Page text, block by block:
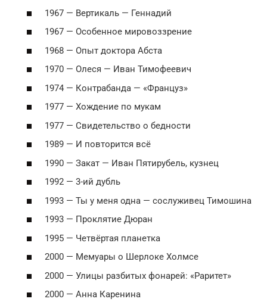
1967 — Вертикаль — Геннадий
1967 — Особенное мировоззрение
1968 — Опыт доктора Абста
1970 — Олеся — Иван Тимофеевич
1974 — Контрабанда — «Француз»
1977 — Хождение по мукам
1977 — Свидетельство о бедности
1989 — И повторится всё
1990 — Закат — Иван Пятирубель, кузнец
1992 — 3-ий дубль
1993 — Ты у меня одна — сослуживец Тимошина
1993 — Проклятие Дюран
1995 — Четвёртая планетка
2000 — Мемуары о Шерлоке Холмсе
2000 — Улицы разбитых фонарей: «Раритет»
2000 — Анна Каренина